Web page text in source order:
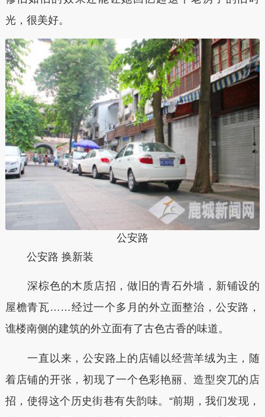
光，很美好。
公安路
公安路 换新装
深棕色的木质店招，做旧的青石外墙，新铺设的
屋檐青瓦……经过一个多月的外立面整治，公安路，
谯楼南侧的建筑的外立面有了古色古香的味道。
一直以来，公安路上的店铺以经营羊绒为主，随
着店铺的开张，初现了一个色彩艳丽、造型突兀的店
招，使得这个历史街巷有失韵味。“前期，我们发现，